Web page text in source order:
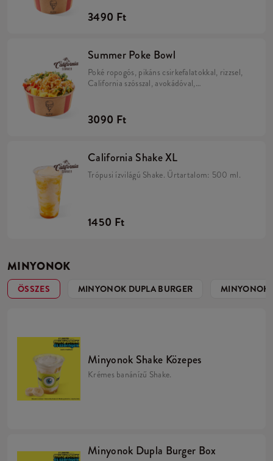
3490 Ft
Summer Poke Bowl
Poké ropogós, pikáns csirkefalatokkal, rizzsel,
California szósszal, avokádóval,
3090 Ft
California Shake XL
Trópusi ízvilágú Shake. Űrtartalom: 500 ml.
1450 Ft
MINYONOK
ÖSSZES MINYONOK DUPLA BURGER MINYONOK
Minyonok Shake Közepes
Krémes banánízű Shake.
Minyonok Dupla Burger Box